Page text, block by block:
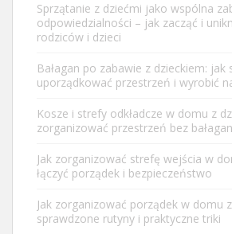
Sprzątanie z dziećmi jako wspólna
odpowiedzialności – jak zacząć i
rodziców i dzieci
Bałagan po zabawie z dzieckiem: jak
uporządkować przestrzeń i wyrobić
Kosze i strefy odkładcze w domu z
zorganizować przestrzeń bez
Jak zorganizować strefę wejścia w
łączyć porządek i bezpieczeństwo
Jak zorganizować porządek w domu
sprawdzone rutyny i praktyczne triki